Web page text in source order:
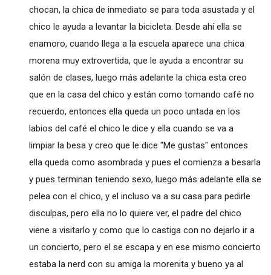
chocan, la chica de inmediato se para toda asustada y el
chico le ayuda a levantar la bicicleta. Desde ahí ella se
enamoro, cuando llega a la escuela aparece una chica
morena muy extrovertida, que le ayuda a encontrar su
salón de clases, luego más adelante la chica esta creo
que en la casa del chico y están como tomando café no
recuerdo, entonces ella queda un poco untada en los
labios del café el chico le dice y ella cuando se va a
limpiar la besa y creo que le dice "Me gustas" entonces
ella queda como asombrada y pues el comienza a besarla
y pues terminan teniendo sexo, luego más adelante ella se
pelea con el chico, y el incluso va a su casa para pedirle
disculpas, pero ella no lo quiere ver, el padre del chico
viene a visitarlo y como que lo castiga con no dejarlo ir a
un concierto, pero el se escapa y en ese mismo concierto
estaba la nerd con su amiga la morenita y bueno ya al